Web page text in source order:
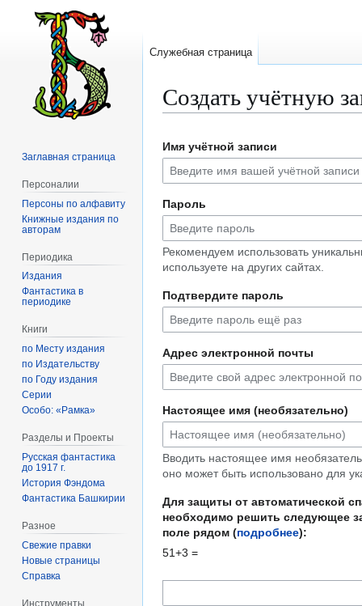
Создать учётную
к
навигации
к
поиску
Имя учётной записи
Пароль
Рекомендуем использовать
используете на других сайтах.
Подтвердите пароль
Адрес электронной почты
Настоящее имя (необязательно)
Вводить настоящее имя
оно может быть использовано для
Для защиты от автоматической
необходимо решить следующее
поле рядом (подробнее):
51+3 =
Служебная страница
Заглавная страница
Персоналии
Персоны по алфавиту
Книжные издания по
авторам
Периодика
Издания
Фантастика в
периодике
Книги
по Месту издания
по Издательству
по Году издания
Серии
Особо: «Рамка»
Разделы и Проекты
Русская фантастика
до 1917 г.
История Фэндома
Фантастика Башкирии
Разное
Свежие правки
Новые страницы
Справка
Инструменты